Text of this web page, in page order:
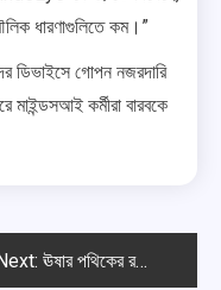
ধারণাগুলিতে কম।”
ডিভাইসে গোপন নজরদারি
মাইন্ডসআই কর্মীরা বারবকে
ঊষার পথিকের রক্তে রোম্যান্স, কিন্তু মোচড় অন্যরকম